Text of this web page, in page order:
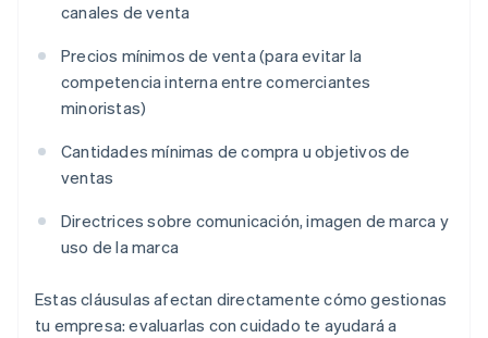
canales de venta
Precios mínimos de venta (para evitar la
competencia interna entre comerciantes
minoristas)
Cantidades mínimas de compra u objetivos de
ventas
Directrices sobre comunicación, imagen de marca y
uso de la marca
Estas cláusulas afectan directamente cómo gestionas
tu empresa: evaluarlas con cuidado te ayudará a